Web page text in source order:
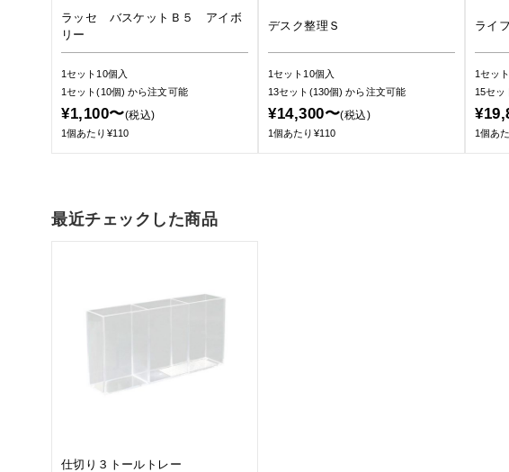
ラッセ バスケットＢ５ アイボ
リー
1セット10個入
1セット(10個)から注文可能
¥1,100〜(税込)
1個あたり¥110
デスク整理Ｓ
1セット10個入
13セット(130個)から注文可能
¥14,300〜(税込)
1個あたり¥110
ライ
1セッ
15セ
1個あ
最近チェックした商品
仕切り３トールトレー